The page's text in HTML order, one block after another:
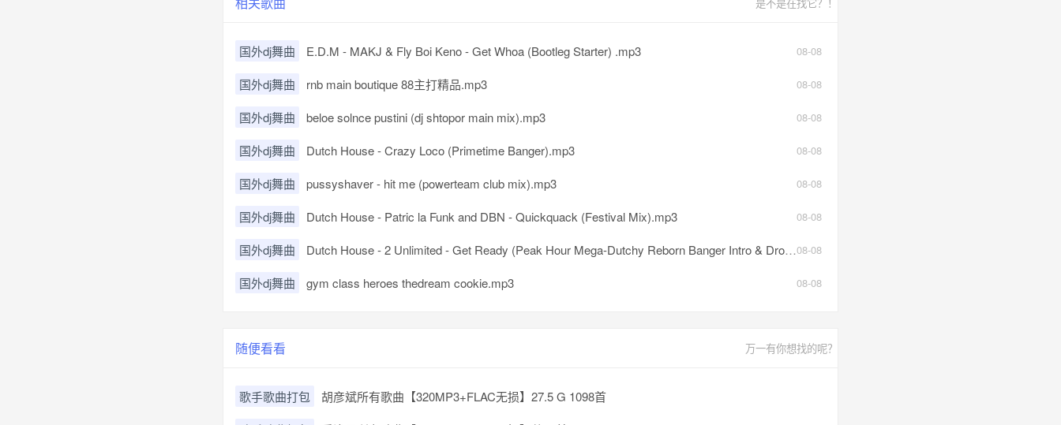
08-08
国外dj舞曲 E.D.M - MAKJ & Fly Boi Keno - Get Whoa (Bootleg Starter) .mp3
08-08
国外dj舞曲 rnb main boutique 88主打精品.mp3
08-08
国外dj舞曲 beloe solnce pustini (dj shtopor main mix).mp3
08-08
国外dj舞曲 Dutch House - Crazy Loco (Primetime Banger).mp3
08-08
国外dj舞曲 pussyshaver - hit me (powerteam club mix).mp3
08-08
国外dj舞曲 Dutch House - Patric la Funk and DBN - Quickquack (Festival Mix).mp3
08-08
国外dj舞曲 Dutch House - 2 Unlimited - Get Ready (Peak Hour Mega-Dutchy Reborn Banger Intro & Drop Hype).mp3
08-08
国外dj舞曲 gym class heroes thedream cookie.mp3
随便看看 万一有你想找的呢？
歌手歌曲打包
胡彦斌所有歌曲【320MP3+FLAC无损】27.5 G 1098首